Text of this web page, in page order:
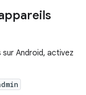
Android, activez